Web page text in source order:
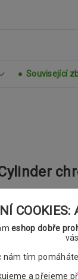
Související
eshop dobře
nám tím
a přejeme